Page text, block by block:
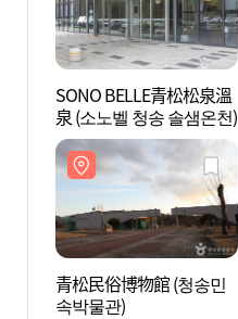
SONO BELLE青松松泉溫
泉 (소노벨 청송 솔샘온천)
青松民俗博物館 (청송민
속박물관)